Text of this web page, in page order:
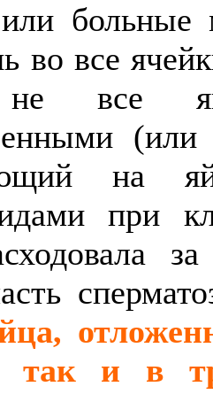
больные
во все
все
(или
на
при
так и в